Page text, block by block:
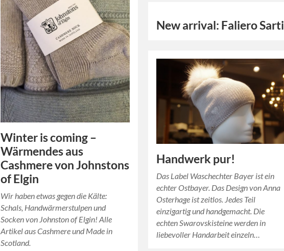
Winter is coming –
Wärmendes aus
Cashmere von Johnstons
of Elgin
Wir haben etwas gegen die Kälte:
Schals, Handwärmerstulpen und
Socken von Johnston of Elgin! Alle
Artikel aus Cashmere und Made in
Scotland.
New arrival: Faliero Sarti
Handwerk pur!
Das Label Waschechter Bayer ist ein
echter Ostbayer. Das Design von Anna
Osterhage ist zeitlos. Jedes Teil
einzigartig und handgemacht. Die
echten Swarovskisteine werden in
liebevoller Handarbeit einzeln…